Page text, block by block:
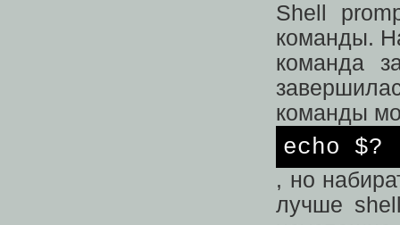
Shell
команды.
команда
команды
echo $?
, но
лучше